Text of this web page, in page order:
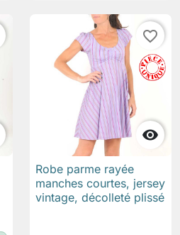

favorite_border
Robe parme rayée
manches courtes, jersey
vintage, décolleté plissé